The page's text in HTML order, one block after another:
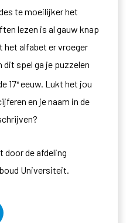
te moeilijker het
lezen is al gauw knap
alfabet er vroeger
dit spel ga je puzzelen
17eeeuw. Lukt het jou
en je naam in de
door de afdeling
Universiteit.